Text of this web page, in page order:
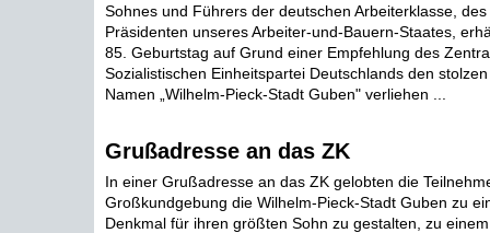
Sohnes und Führers der deutschen Arbeiterklasse,
Präsidenten unseres Arbeiter-und-Bauern-Staates,
85. Geburtstag auf Grund einer Empfehlung des
Sozialistischen Einheitspartei Deutschlands den
Namen „Wilhelm-Pieck-Stadt Guben" verliehen ...
Grußadresse an das ZK
In einer Grußadresse an das ZK gelobten die
Großkundgebung die Wilhelm-Pieck-Stadt Guben zu
Denkmal für ihren größten Sohn zu gestalten, zu